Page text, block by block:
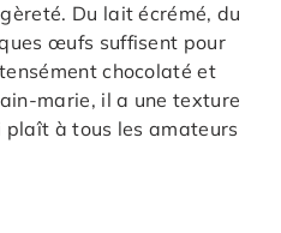
Du lait écrémé, du
œufs suffisent pour
chocolaté et
marie, il a une texture
à tous les amateurs